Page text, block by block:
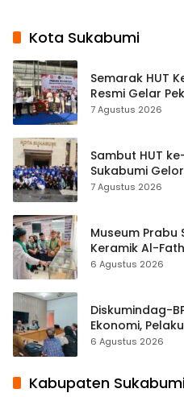
Kota Sukabumi
Semarak HUT
Resmi Gelar
Tradisional
7 Agustus 2026
Sambut HUT
Sukabumi
ASRI Lewat
7 Agustus 2026
Museum Prabu
Keramik Al-
Hampir 500
6 Agustus 2026
Diskumindag-
Ekonomi,
Terbuka Beri
6 Agustus 2026
Kabupaten